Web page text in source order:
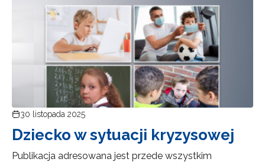
30 listopada 2025
Dziecko w sytuacji kryzysowej
Publikacja adresowana jest przede wszystkim